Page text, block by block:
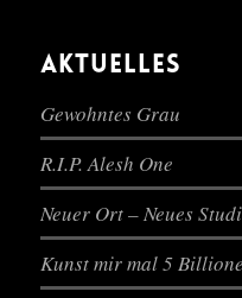
AKTUELLES
Gewohntes Grau
R.I.P. Alesh One
Neuer Ort – Neues
Kunst mir mal 5